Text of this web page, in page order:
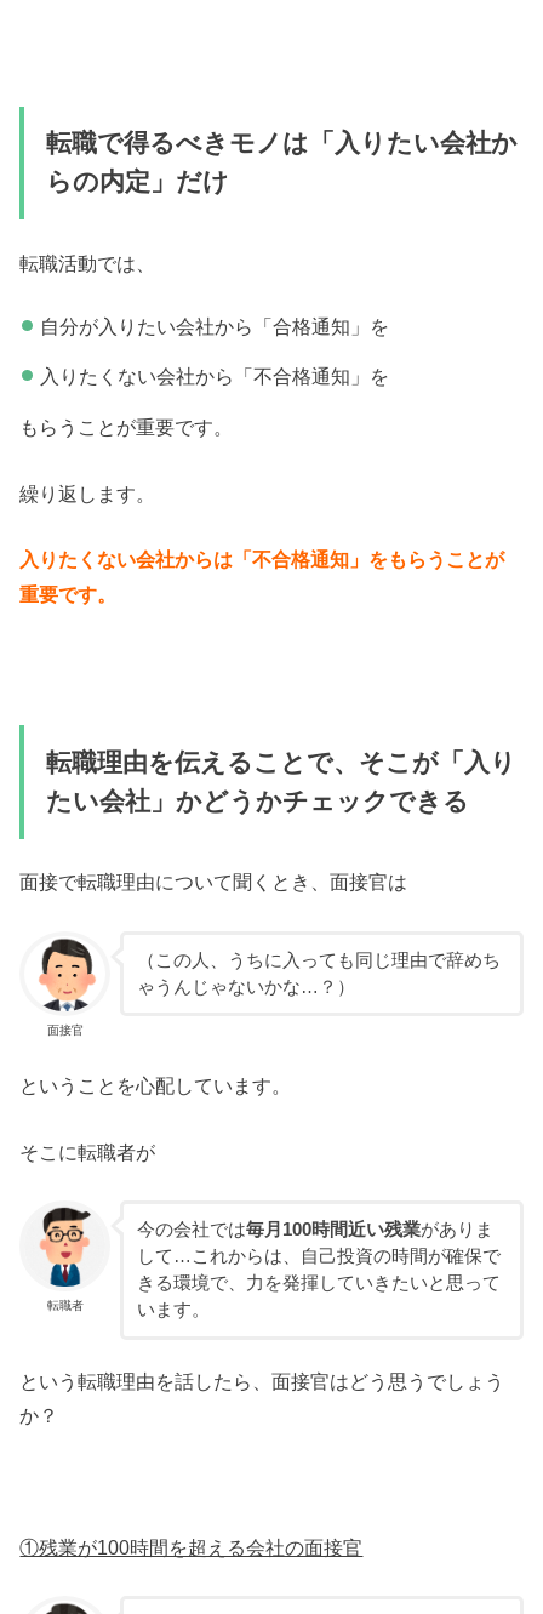
転職で得るべきモノは「入りたい会社か
らの内定」だけ
転職活動では、
自分が入りたい会社から「合格通知」を
入りたくない会社から「不合格通知」を
もらうことが重要です。
繰り返します。
入りたくない会社からは「不合格通知」をもらうことが
重要です。
転職理由を伝えることで、そこが「入り
たい会社」かどうかチェックできる
面接で転職理由について聞くとき、面接官は
面接官
（この人、うちに入っても同じ理由で辞めち
ゃうんじゃないかな…？）
ということを心配しています。
そこに転職者が
転職者
今の会社では毎月100時間近い残業がありま
して…これからは、自己投資の時間が確保で
きる環境で、力を発揮していきたいと思って
います。
という転職理由を話したら、面接官はどう思うでしょう
か？
①残業が100時間を超える会社の面接官